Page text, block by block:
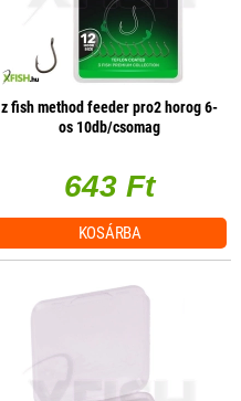
z fish method feeder pro2 horog 6-
os 10db/csomag
643 Ft
KOSÁRBA